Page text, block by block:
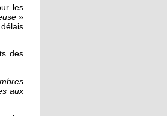
les
»
des
aux